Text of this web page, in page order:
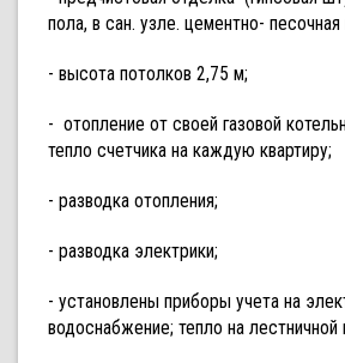
пола, в сан. узле. цементно-
- высота потолков 2,75 м;
- отопление от своей газовой
тепло счетчика на каждую квартиру;
- разводка отопления;
- разводка электрики;
- установлены приборы учета на
водоснабжение; тепло на